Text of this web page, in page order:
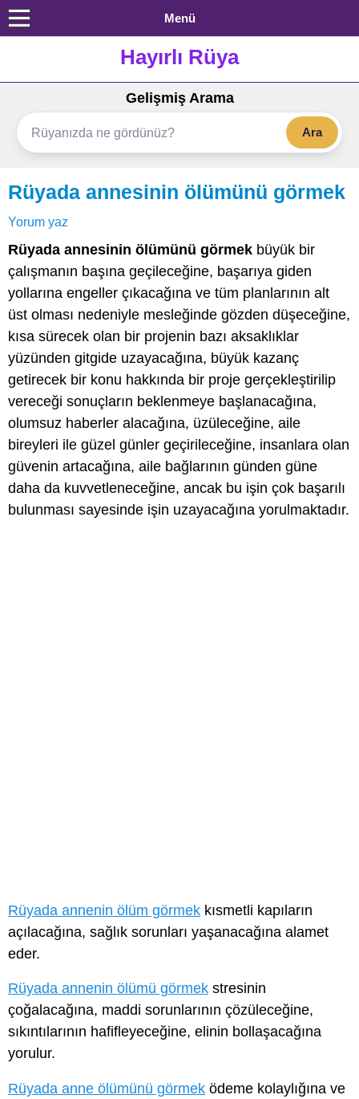
Menü
Hayırlı Rüya
Gelişmiş Arama
Ara
Rüyada annesinin ölümünü görmek
Yorum yaz
Rüyada annesinin ölümünü görmek büyük bir
çalışmanın başına geçileceğine, başarıya giden
yollarına engeller çıkacağına ve tüm planlarının alt
üst olması nedeniyle mesleğinde gözden düşeceğine,
kısa sürecek olan bir projenin bazı aksaklıklar
yüzünden gitgide uzayacağına, büyük kazanç
getirecek bir konu hakkında bir proje gerçekleştirilip
vereceği sonuçların beklenmeye başlanacağına,
olumsuz haberler alacağına, üzüleceğine, aile
bireyleri ile güzel günler geçirileceğine, insanlara olan
güvenin artacağına, aile bağlarının günden güne
daha da kuvvetleneceğine, ancak bu işin çok başarılı
bulunması sayesinde işin uzayacağına yorulmaktadır.
Rüyada annenin ölüm görmek kısmetli kapıların
açılacağına, sağlık sorunları yaşanacağına alamet
eder.
Rüyada annenin ölümü görmek stresinin
çoğalacağına, maddi sorunlarının çözüleceğine,
sıkıntılarının hafifleyeceğine, elinin bollaşacağına
yorulur.
Rüyada anne ölümünü görmek ödeme kolaylığına ve